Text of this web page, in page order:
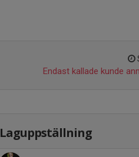
Endast kallade kunde
Laguppställning